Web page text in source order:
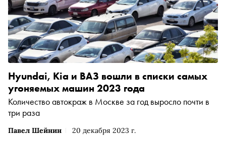
Павел Шейнин 20 декабря 2023 г.
Hyundai, Kia и ВАЗ вошли в списки самых
угоняемых машин 2023 года
Количество автокраж в Москве за год выросло почти в
три раза